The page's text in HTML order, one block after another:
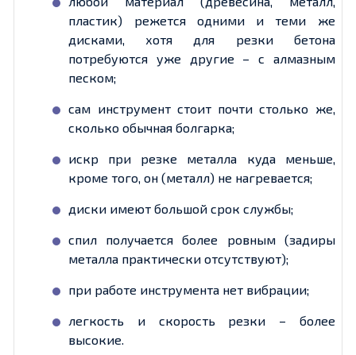
пластик) режется одними и теми же
дисками, хотя для резки бетона
потребуются уже другие – с алмазным
песком;
сам инструмент стоит почти столько же,
сколько обычная болгарка;
искр при резке металла куда меньше,
кроме того, он (металл) не нагревается;
диски имеют большой срок службы;
спил получается более ровным (задиры
металла практически отсутствуют);
при работе инструмента нет вибрации;
легкость и скорость резки – более
высокие.